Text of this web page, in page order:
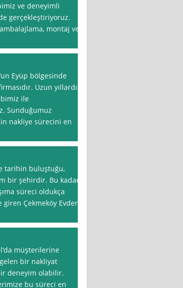
ve deneyimli
gerçekleştiriyoruz.
montaj ve
Eyüp bölgesinde
Uzun yıllardır
ile
Sunduğumuz
nakliye sürecini en
tarihin buluştuğu,
bir şehirdir. Bu kadar
süreci oldukça
Çekmeköy Evden
müşterilerine
bir nakliyat
deneyim olabilir.
bu süreci en